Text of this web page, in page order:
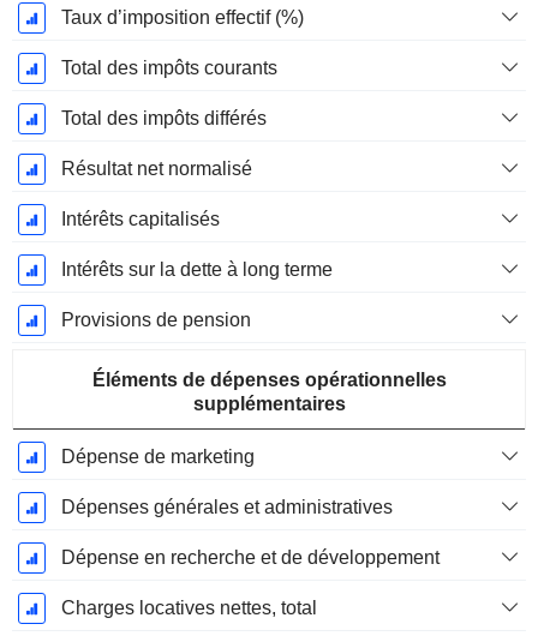
Taux d’imposition effectif (%)
Total des impôts courants
Total des impôts différés
Résultat net normalisé
Intérêts capitalisés
Intérêts sur la dette à long terme
Provisions de pension
Éléments de dépenses opérationnelles
supplémentaires
Dépense de marketing
Dépenses générales et administratives
Dépense en recherche et de développement
Charges locatives nettes, total